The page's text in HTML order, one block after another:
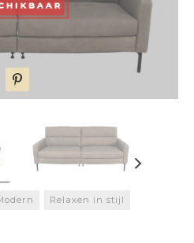
Relaxen in stijl